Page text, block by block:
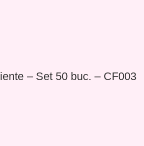
– Set 50 buc. – CF003